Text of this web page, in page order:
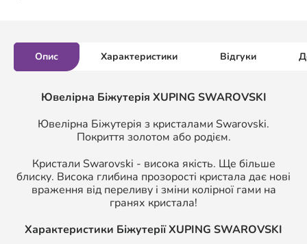
Опис Характеристики Відгуки
Ювелірна Біжутерія XUPING SWAROVSKI
Ювелірна Біжутерія з кристалами Swarovski.
Покриття золотом або родієм.
Кристали Swarovski - висока якість. Ще більше
блиску. Висока глибина прозорості кристала дає нові
враження від переливу і зміни колірної гами на
гранях кристала!
Характеристики БіжутеріїXUPING SWAROVSKI